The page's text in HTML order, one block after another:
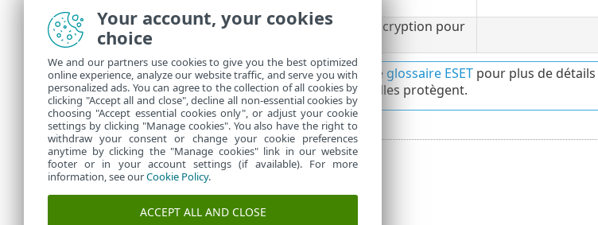
ESET Full Disk Encryption pour
Consultez le glossaire ESETpour plus de détails
lesquelles elles protègent.
Your account, your cookies
choice
We and our partners use cookies to give you the best optimized
online experience, analyze our website traffic, and serve you with
personalized ads. You can agree to the collection of all cookies by
clicking "Accept all and close", decline all non-essential cookies by
choosing "Accept essential cookies only", or adjust your cookie
settings by clicking "Manage cookies". You also have the right to
withdraw your consent or change your cookie preferences
anytime by clicking the "Manage cookies" link in our website
footer or in your account settings (if available). For more
information, see ourCookie Policy.
ACCEPT ALL AND CLOSE